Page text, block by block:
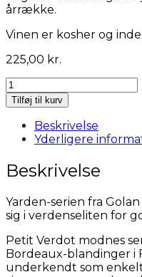
årrække.
Vinen er kosher og
225,00 kr.
Yarden
Petit
Verdot
antal
Tilføj til kurv
Beskrivelse
Yderligere
Beskrivelse
Yarden-serien fra
sig i verdenseliten for
Petit Verdot modnes
Bordeaux-blandinger i
underkendt som